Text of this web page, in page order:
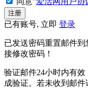
已有账号, 立即 登录
已发送密码重置邮件
接修改密码！
验证邮件24小时内有
成验证。若未收到邮件